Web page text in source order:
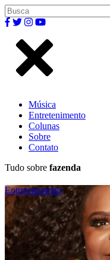
Música
Entretenimento
Colunas
Sobre
Contato
Tudo sobre fazenda
Entretenimento